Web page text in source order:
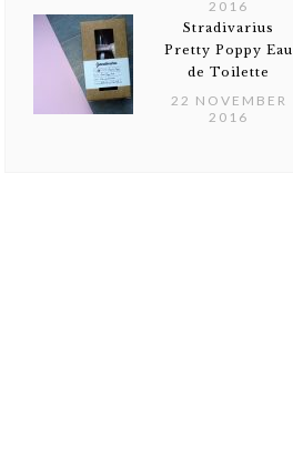
2016
Stradivarius
Pretty Poppy Eau
de Toilette
22 NOVEMBER
2016